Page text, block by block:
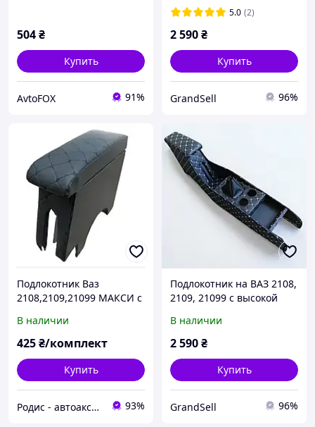
504₴
Купить
AvtoFOX 91%
5.0 (2)
2 590₴
Купить
GrandSell 96%
Подлокотник Ваз
2108,2109,21099 МАКСИ с
Ваз 2108,2109,21099
черная строчка ЛЮКС
В наличии
425₴/комплект
Купить
Родис - автоаксессуары и запасные части 93%
Подлокотник на ВАЗ 2108,
2109, 21099 с высокой
В наличии
2 590₴
Купить
GrandSell 96%